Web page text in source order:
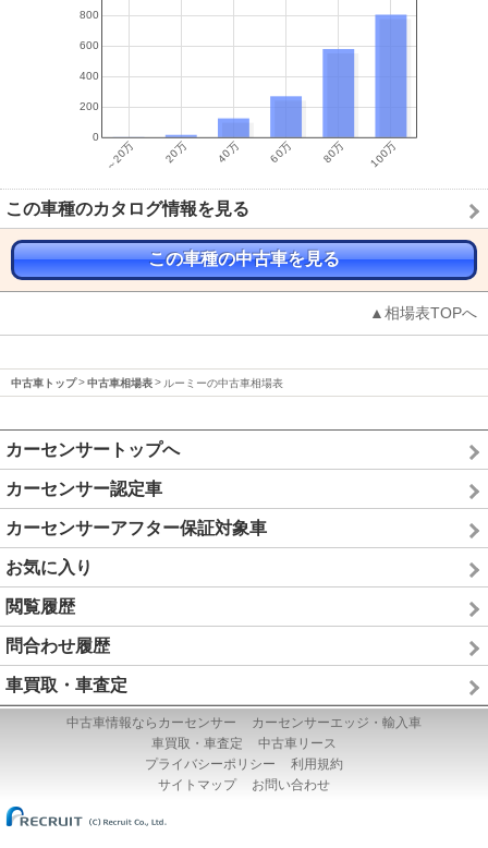
この車種のカタログ情報を見る
この車種の中古車を見る
▲相場表TOPへ
中古車トップ 中古車相場表 ルーミーの中古車相場表
カーセンサートップへ
カーセンサー認定車
カーセンサーアフター保証対象車
お気に入り
閲覧履歴
問合わせ履歴
車買取・車査定
中古車情報ならカーセンサー
カーセンサーエッジ・輸入車
車買取・車査定
中古車リース
プライバシーポリシー
利用規約
サイトマップ
お問い合わせ